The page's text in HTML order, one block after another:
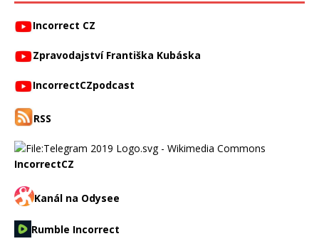
Incorrect CZ
Zpravodajství Františka Kubáska
IncorrectCZpodcast
RSS
IncorrectCZ
Kanál na Odysee
Rumble Incorrect